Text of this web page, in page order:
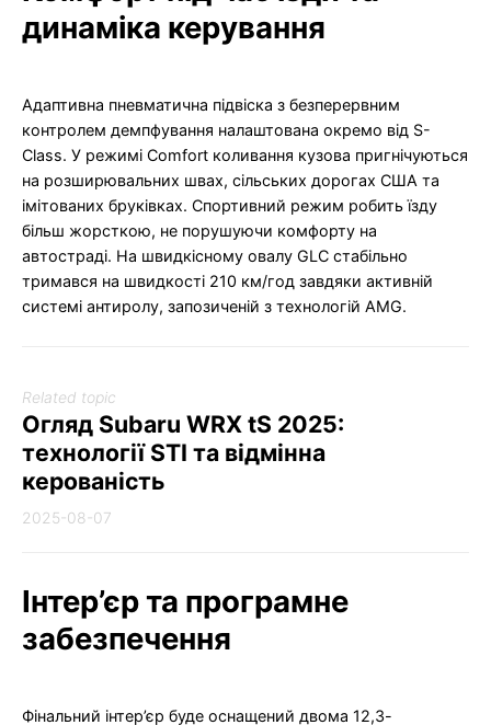
динаміка керування
Адаптивна пневматична підвіска з безперервним
контролем демпфування налаштована окремо від S-
Class. У режимі Comfort коливання кузова пригнічуються
на розширювальних швах, сільських дорогах США та
імітованих бруківках. Спортивний режим робить їзду
більш жорсткою, не порушуючи комфорту на
автостраді. На швидкісному овалу GLC стабільно
тримався на швидкості 210 км/год завдяки активній
системі антиролу, запозиченій з технологій AMG.
Related topic
Огляд Subaru WRX tS 2025:
технології STI та відмінна
керованість
2025-08-07
Інтер’єр та програмне
забезпечення
Фінальний інтер’єр буде оснащений двома 12,3-